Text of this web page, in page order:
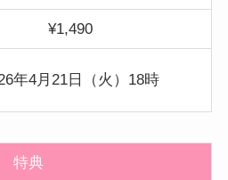
¥1,490
年4月21日（火）18時
特典